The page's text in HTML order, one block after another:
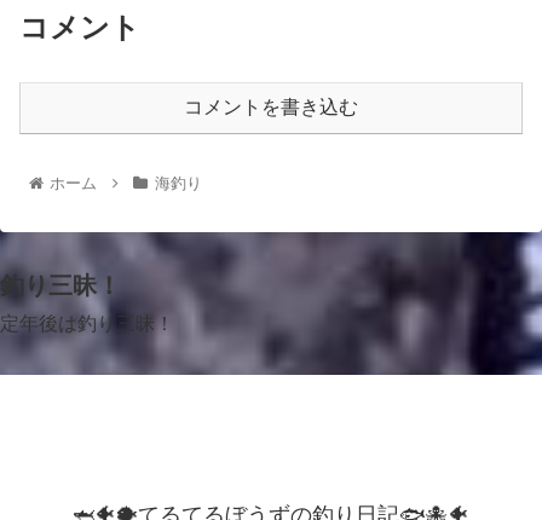
コメント
コメントを書き込む
ホーム 海釣り
釣り三昧！
定年後は釣り三昧！